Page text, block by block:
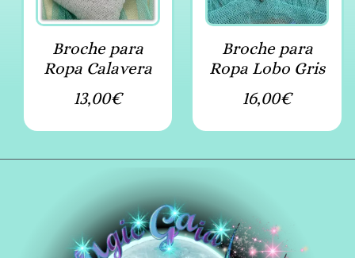
Broche para
Ropa Calavera
13,00€
Broche para
Ropa Lobo Gris
16,00€